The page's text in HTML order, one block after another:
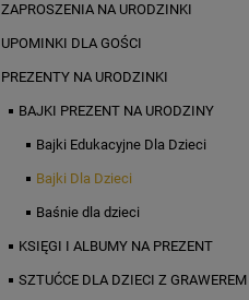
ZAPROSZENIA NA URODZINKI
UPOMINKI DLA GOŚCI
PREZENTY NA URODZINKI
BAJKI PREZENT NA URODZINY
Bajki Edukacyjne Dla Dzieci
Bajki Dla Dzieci
Baśnie dla dzieci
KSIĘGI I ALBUMY NA PREZENT
SZTUĆCE DLA DZIECI Z GRAWEREM